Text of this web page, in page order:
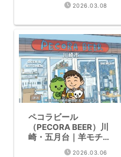
2026.03.08
ペコラビール
（PECORA BEER）川
崎・五月台｜羊モチー
フのマイクロ醸造所
2026.03.06